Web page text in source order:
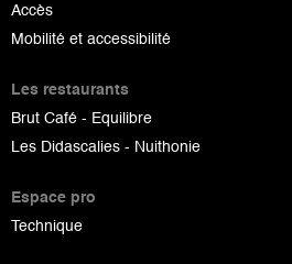
Accès
Mobilité et accessibilité
Les restaurants
Brut Café - Equilibre
Les Didascalies - Nuithonie
Espace pro
Technique